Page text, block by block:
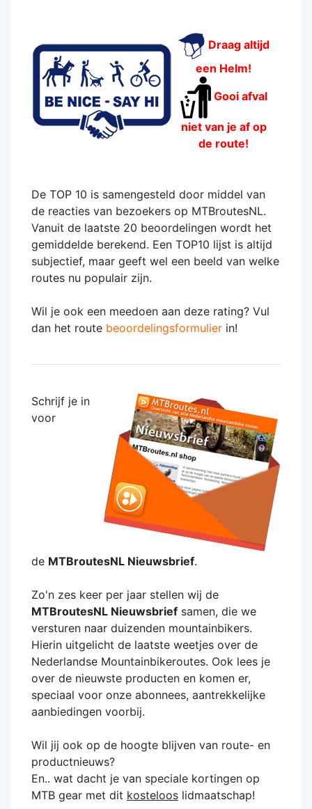
Draag altijd
een Helm!
Gooi afval
niet van je af op
de route!
De TOP 10 is samengesteld door middel van
de reacties van bezoekers op MTBroutesNL.
Vanuit de laatste 20 beoordelingen wordt het
gemiddelde berekend. Een TOP10 lijst is altijd
subjectief, maar geeft wel een beeld van welke
routes nu populair zijn.
Wil je ook een meedoen aan deze rating? Vul
dan het route beoordelingsformulier in!
Schrijf je in
voor
de MTBroutesNL Nieuwsbrief.
Zo'n zes keer per jaar stellen wij de
MTBroutesNL Nieuwsbrief samen, die we
versturen naar duizenden mountainbikers.
Hierin uitgelicht de laatste weetjes over de
Nederlandse Mountainbikeroutes. Ook lees je
over de nieuwste producten en komen er,
speciaal voor onze abonnees, aantrekkelijke
aanbiedingen voorbij.
Wil jij ook op de hoogte blijven van route- en
productnieuws?
En.. wat dacht je van speciale kortingen op
MTB gear met dit kosteloos lidmaatschap!